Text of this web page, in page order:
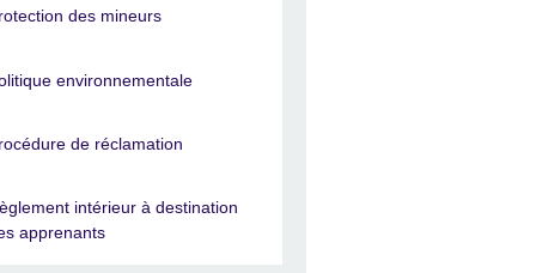
des mineurs
environnementale
de réclamation
intérieur à destination
apprenants